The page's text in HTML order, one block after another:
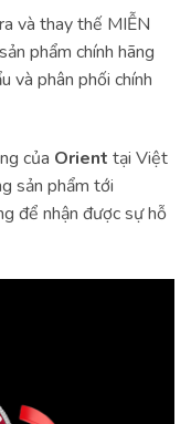
và thay thế MIỄN
phẩm chính hãng
và phân phối chính
của Orient tại Việt
sản phẩm tới
để nhận được sự hỗ